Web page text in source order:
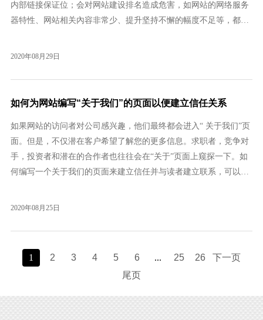
内部链接保证位；会对网站建设排名造成危害，如网站的网络服务
器特性、网站相关內容非常少、提升坚持不懈的幅度不足等，都是
2020年08月29日
如何为网站编写“关于我们”的页面以便建立信任关系
如果网站的访问者对公司感兴趣，他们最终都会进入“ 关于我们”页
面。但是，不仅潜在客户希望了解您的更多信息。求职者，竞争对
手，投资者和潜在的合作者也往往会在“关于”页面上窥探一下。如
何编写一个关于我们的页面来建立信任并与读者建立联系，可以对
2020年08月25日
1 2 3 4 5 6 ... 25 26
下一页
尾页